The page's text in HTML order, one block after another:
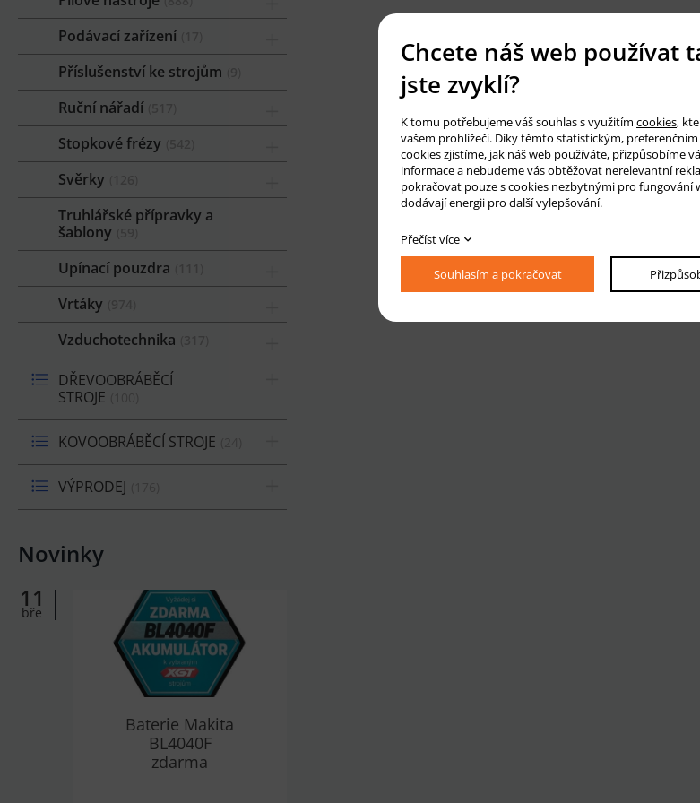
Podávací zařízení
Příslušenství ke strojům
Ruční nářadí
Stopkové frézy
Svěrky
Truhlářské přípravky a
šablony
Upínací pouzdra
Vrtáky
Vzduchotechnika
DŘEVOOBRÁBĚCÍ
STROJE
KOVOOBRÁBĚCÍ STROJE
VÝPRODEJ
Novinky
11
bře
Baterie Makita
BL4040F
zdarma
Chcete náš web používat
jste zvyklí?
K tomu potřebujeme váš souhlas s využitím cookies,
vašem prohlížeči. Díky těmto statistickým,
cookies zjistíme, jak náš web používáte, přizpůsobíme
informace a nebudeme vás obtěžovat nerelevantní
pokračovat pouze s cookies nezbytnými pro fungování
dodávají energii pro další vylepšování.
Přečíst více
Souhlasím a pokračovat